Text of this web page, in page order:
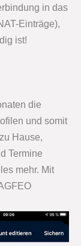
in das
Einträge),
ist!
die
und somit
Hause,
Termine
mehr. Mit